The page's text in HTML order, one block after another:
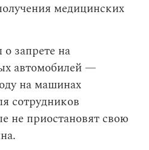
медицинских
запрете на
автомобилей —
на машинах
сотрудников
не приостановят свою